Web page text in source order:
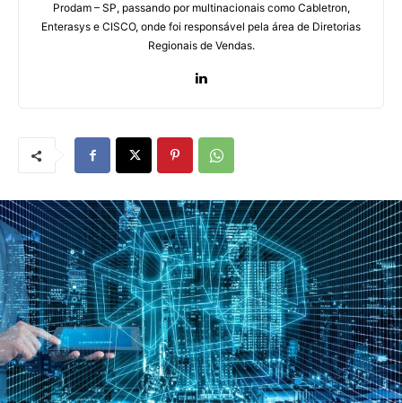
Prodam – SP, passando por multinacionais como Cabletron,
Enterasys e CISCO, onde foi responsável pela área de Diretorias
Regionais de Vendas.